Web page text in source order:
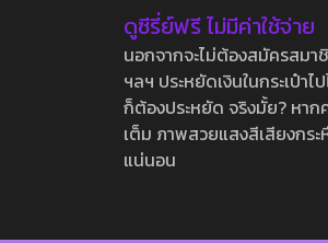
ดูซีรี่ย์ฟรี ไม่มีค่าใช้จ่าย
นอกจากจะไม่ต้องสมัครสม
ฯลฯ ประหยัดเงินในกระเป๋า
ก็ต้องประหยัด จริงมั้ย? หา
เต็ม ภาพสวยแสงสีเสียงกร
แน่นอน